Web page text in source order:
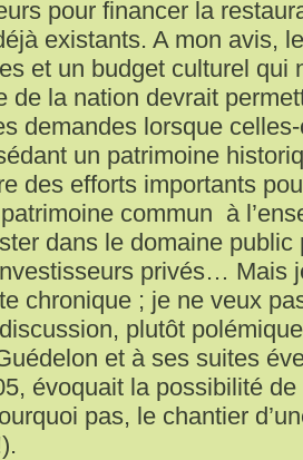
pour financer la
existants. A mon avis,
et un budget culturel qui
de la nation devrait
demandes lorsque
un patrimoine
des efforts importants
patrimoine commun à
dans le domaine public
privés… Mais
chronique ; je ne veux
plutôt
et à ses suites
évoquait la possibilité
pas, le chantier